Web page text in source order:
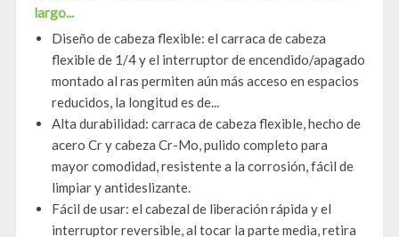
largo...
Diseño de cabeza flexible: el carraca de cabeza
flexible de 1/4 y el interruptor de encendido/apagado
montado al ras permiten aún más acceso en espacios
reducidos, la longitud es de...
Alta durabilidad: carraca de cabeza flexible, hecho de
acero Cr y cabeza Cr-Mo, pulido completo para
mayor comodidad, resistente a la corrosión, fácil de
limpiar y antideslizante.
Fácil de usar: el cabezal de liberación rápida y el
interruptor reversible, al tocar la parte media, retira